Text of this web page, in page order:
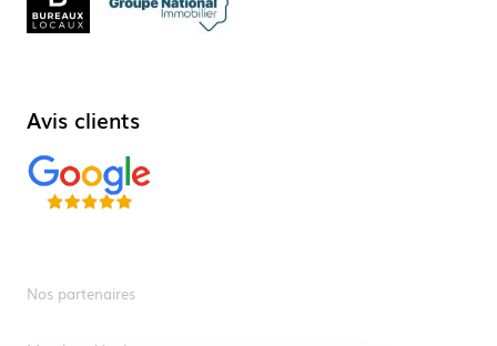
Avis clients
Nos partenaires